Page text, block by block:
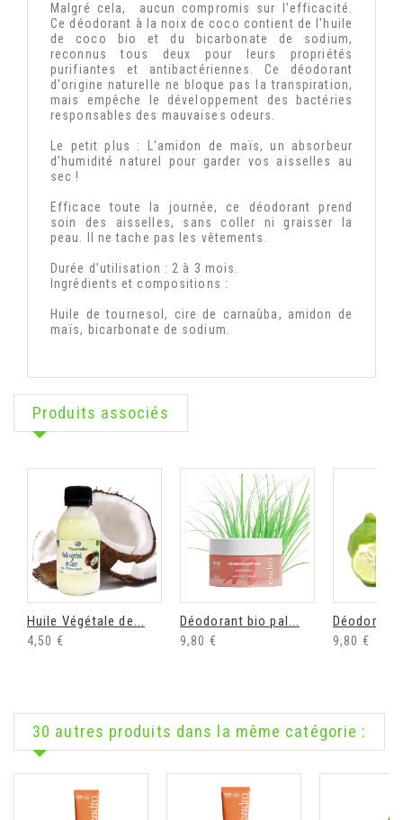
Malgré cela, aucun compromis sur l'efficacité.
Ce déodorant à la noix de coco contient de l'huile
de coco bio et du bicarbonate de sodium,
reconnus tous deux pour leurs propriétés
purifiantes et antibactériennes. Ce déodorant
d'origine naturelle ne bloque pas la transpiration,
mais empêche le développement des bactéries
responsables des mauvaises odeurs.
Le petit plus : L'amidon de maïs, un absorbeur
d'humidité naturel pour garder vos aisselles au
sec !
Efficace toute la journée, ce déodorant prend
soin des aisselles, sans coller ni graisser la
peau. Il ne tache pas les vêtements.
Durée d’utilisation : 2 à 3 mois.
Ingrédients et compositions :
Huile de tournesol, cire de carnaùba, amidon de
maïs, bicarbonate de sodium.
Produits associés
Huile Végétale de...
4,50 €
Déodorant bio pal...
9,80 €
Déodorant
9,80 €
30 autres produits dans la même catégorie :